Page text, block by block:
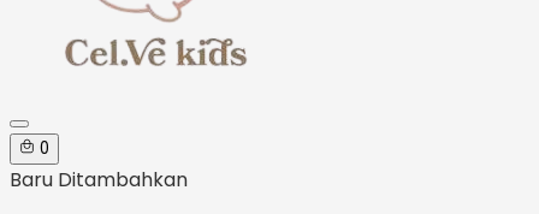
0
Baru Ditambahkan